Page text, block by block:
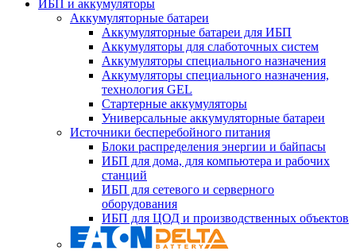
ИБП и аккумуляторы
Аккумуляторные батареи
Аккумуляторные батареи для ИБП
Аккумуляторы для слаботочных систем
Аккумуляторы специального назначения
Аккумуляторы специального назначения,
технология GEL
Стартерные аккумуляторы
Универсальные аккумуляторные батареи
Источники бесперебойного питания
Блоки распределения энергии и байпасы
ИБП для дома, для компьютера и рабочих
станций
ИБП для сетевого и серверного
оборудования
ИБП для ЦОД и производственных объектов